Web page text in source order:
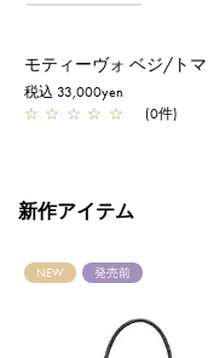
税込 33,000yen
☆ ☆ ☆ ☆ ☆ (0件)
新作アイテム
NEW 発売前